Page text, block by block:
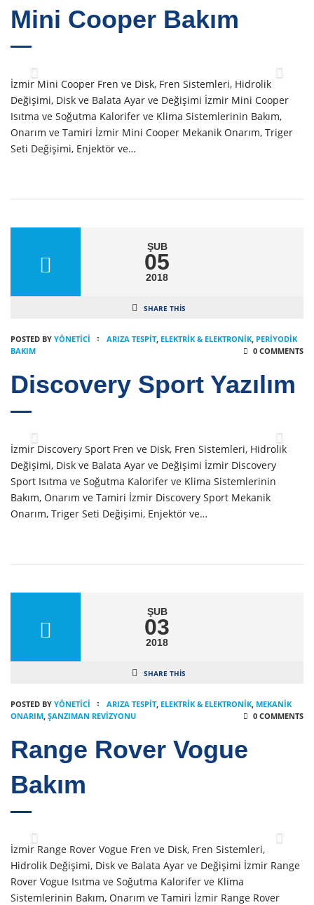
Mini Cooper Bakım
İzmir Mini Cooper Fren ve Disk, Fren Sistemleri, Hidrolik
Değişimi, Disk ve Balata Ayar ve Değişimi İzmir Mini Cooper
Isıtma ve Soğutma Kalorifer ve Klima Sistemlerinin Bakım,
Onarım ve Tamiri İzmir Mini Cooper Mekanik Onarım, Triger
Seti Değişimi, Enjektör ve…
ŞUB
05
2018
SHARE THIS
POSTED BY YÖNETICI ARIZA TESPIT, ELEKTRIK & ELEKTRONIK, PERIYODIK
BAKIM
0 COMMENTS
Discovery Sport Yazılım
İzmir Discovery Sport Fren ve Disk, Fren Sistemleri, Hidrolik
Değişimi, Disk ve Balata Ayar ve Değişimi İzmir Discovery
Sport Isıtma ve Soğutma Kalorifer ve Klima Sistemlerinin
Bakım, Onarım ve Tamiri İzmir Discovery Sport Mekanik
Onarım, Triger Seti Değişimi, Enjektör ve…
ŞUB
03
2018
SHARE THIS
POSTED BY YÖNETICI ARIZA TESPIT, ELEKTRIK & ELEKTRONIK, MEKANIK
ONARIM, ŞANZIMAN REVIZYONU 0 COMMENTS
Range Rover Vogue
Bakım
İzmir Range Rover Vogue Fren ve Disk, Fren Sistemleri,
Hidrolik Değişimi, Disk ve Balata Ayar ve Değişimi İzmir Range
Rover Vogue Isıtma ve Soğutma Kalorifer ve Klima
Sistemlerinin Bakım, Onarım ve Tamiri İzmir Range Rover